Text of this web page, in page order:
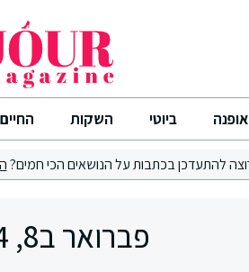
אופנה ביוטי השקות
להתעדכן בכתבות על הנושאים הכי חמים?
פברואר ב8, 2024